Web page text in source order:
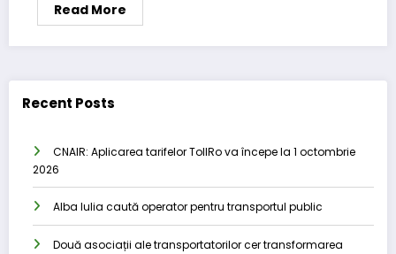
Read More
Recent Posts
CNAIR: Aplicarea tarifelor TollRo va începe la 1 octombrie
2026
Alba Iulia caută operator pentru transportul public
Două asociații ale transportatorilor cer transformarea